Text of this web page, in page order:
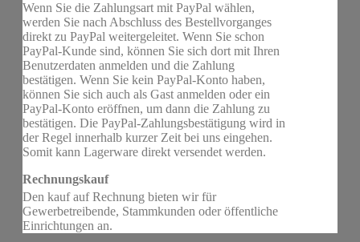
Wenn Sie die Zahlungsart mit PayPal wählen,
werden Sie nach Abschluss des Bestellvorganges
direkt zu PayPal weitergeleitet. Wenn Sie schon
PayPal-Kunde sind, können Sie sich dort mit Ihren
Benutzerdaten anmelden und die Zahlung
bestätigen. Wenn Sie kein PayPal-Konto haben,
können Sie sich auch als Gast anmelden oder ein
PayPal-Konto eröffnen, um dann die Zahlung zu
bestätigen. Die PayPal-Zahlungsbestätigung wird in
der Regel innerhalb kurzer Zeit bei uns eingehen.
Somit kann Lagerware direkt versendet werden.
Rechnungskauf
Den kauf auf Rechnung bieten wir für
Gewerbetreibende, Stammkunden oder öffentliche
Einrichtungen an.